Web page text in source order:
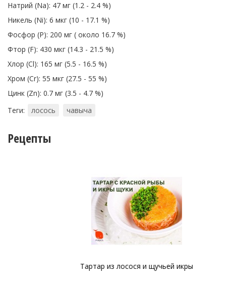
Натрий (Na): 47 мг (1.2 - 2.4 %)
Никель (Ni): 6 мкг (10 - 17.1 %)
Фосфор (P): 200 мг ( около 16.7 %)
Фтор (F): 430 мкг (14.3 - 21.5 %)
Хлор (Cl): 165 мг (5.5 - 16.5 %)
Хром (Cr): 55 мкг (27.5 - 55 %)
Цинк (Zn): 0.7 мг (3.5 - 4.7 %)
Теги:
лосось чавыча
Рецепты
Тартар из лосося и щучьей икры